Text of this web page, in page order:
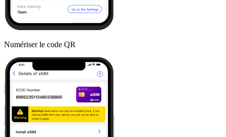
Numériser le code QR